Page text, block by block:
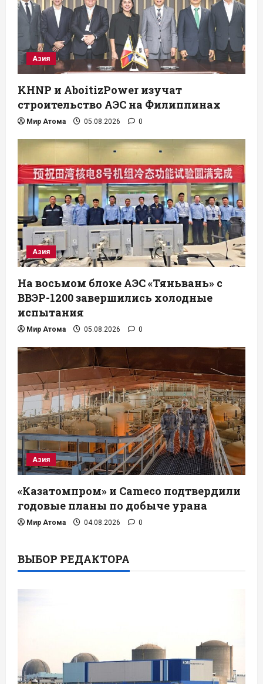
Азия
KHNP и AboitizPower изучат
строительство АЭС на Филиппинах
Мир Атома 05.08.2026 0
Азия
На восьмом блоке АЭС «Тяньвань» с
ВВЭР-1200 завершились холодные
испытания
Мир Атома 05.08.2026 0
Азия
«Казатомпром» и Cameco подтвердили
годовые планы по добыче урана
Мир Атома 04.08.2026 0
ВЫБОР РЕДАКТОРА